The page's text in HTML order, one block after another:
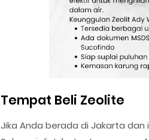
Tempat Beli Zeolite
Jika Anda berada di Jakarta